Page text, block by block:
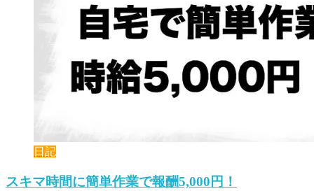
日記
スキマ時間に簡単作業で報酬5,000円！